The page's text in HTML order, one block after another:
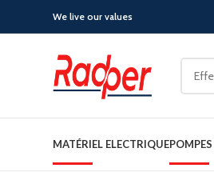
We live our values
MATÉRIEL ELECTRIQUE